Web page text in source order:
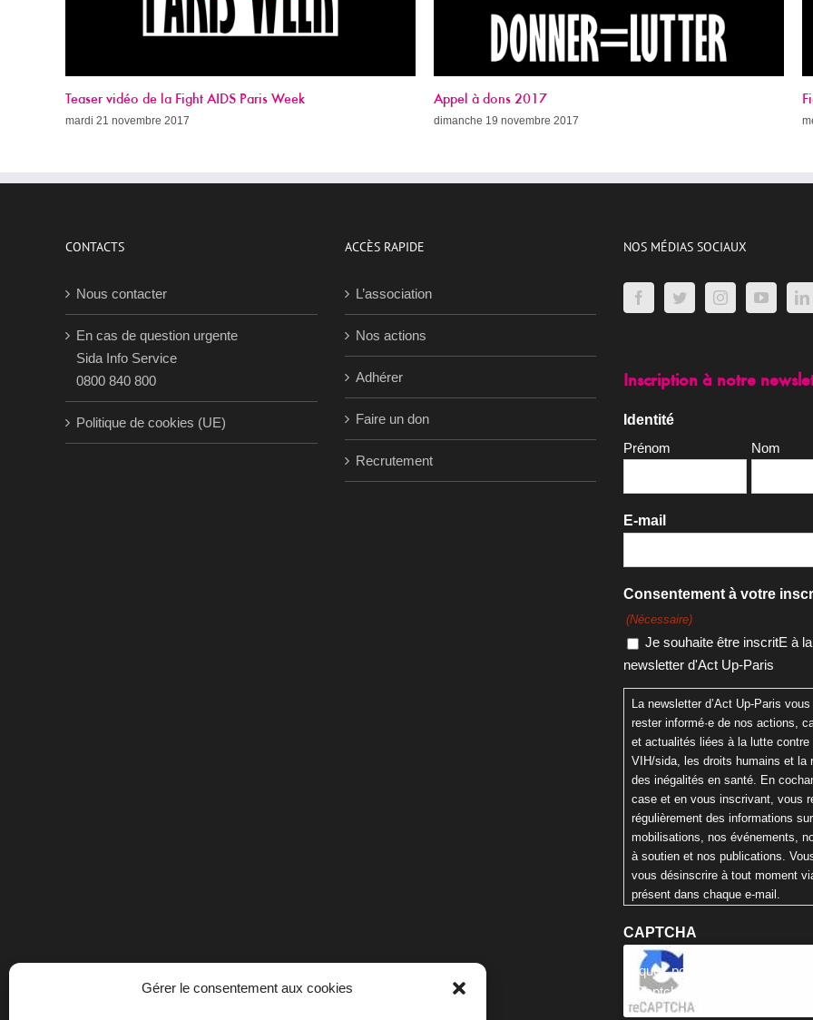
Gérer le consentement aux cookies
Appel à dons 2017
dimanche 19 novembre 2017
Fight AIDS Paris Week (avec le programme !)
mercredi 8 novembre 2017
CONTACTS
Nous contacter
En cas de question urgente
Sida Info Service
0800 840 800
Politique de cookies (UE)
ACCÈS RAPIDE
L’association
Nos actions
Adhérer
Faire un don
Recrutement
NOS MÉDIAS SOCIAUX
Inscription à notre
Identité
Prénom
Nom
E-mail
Consentement à votre
(Nécessaire)
Je souhaite être inscritE à la
newsletter d'Act Up-Paris
La newsletter d’Act Up-Paris
rester informé·e de nos actions,
et actualités liées à la lutte contre
VIH/sida, les droits humains et la
des inégalités en santé. En
case et en vous inscrivant, vous
régulièrement des informations
mobilisations, nos événements,
à soutien et nos publications.
vous désinscrire à tout moment
présent dans chaque e-mail.
CAPTCHA
Cliquez pour accepter la
reCaptcha.